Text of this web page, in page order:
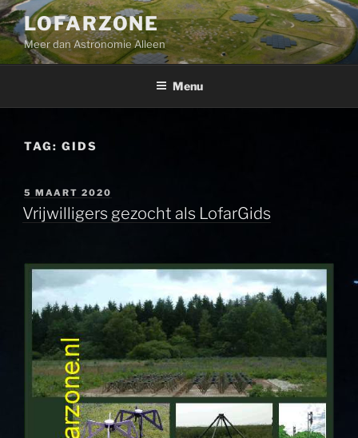
Ga
naar
de
inhoud
LOFARZONE
Meer dan Astronomie Alleen
Menu
TAG: GIDS
GEPLAATST
OP
5 MAART 2020
Vrijwilligers gezocht als LofarGids